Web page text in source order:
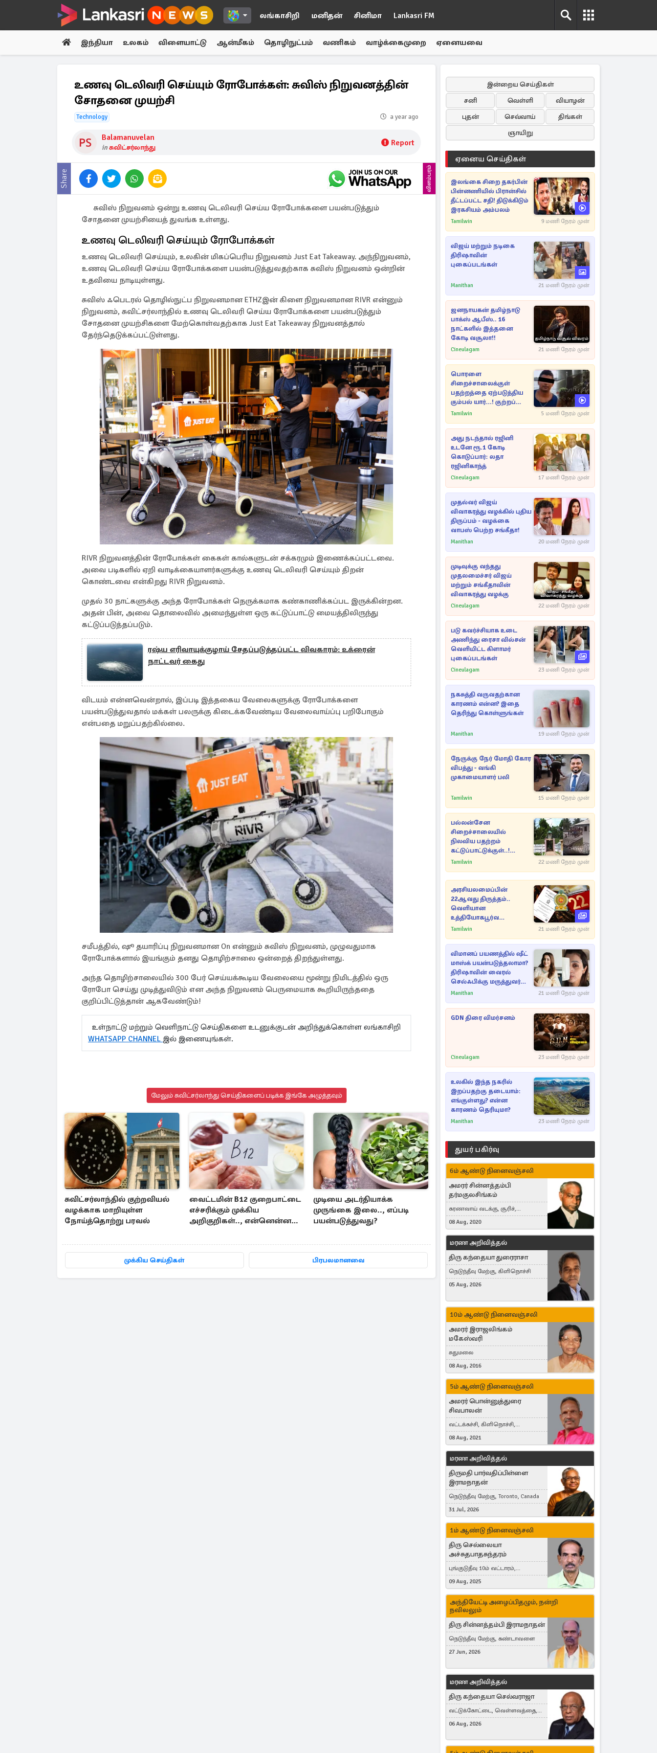
லங்காசிறி மனிதன் சினிமா Lankasri FM
இந்தியா உலகம் விளையாட்டு ஆன்மீகம் தொழிநுட்பம் வணிகம் வாழ்க்கைமுறை ஏனையவை
உணவு டெலிவரி செய்யும் ரோபோக்கள்: சுவிஸ் நிறுவனத்தின்
சோதனை முயற்சி
Technology a year ago
Balamanuvelan
inசுவிட்சர்லாந்து Report
Share விளம்பரம்
சுவிஸ் நிறுவனம் ஒன்று உணவு டெலிவரி செய்ய ரோபோக்களை பயன்படுத்தும்
சோதனை முயற்சியைத் துவங்க உள்ளது.
உணவு டெலிவரி செய்யும் ரோபோக்கள்
உணவு டெலிவரி செய்யும், உலகின் மிகப்பெரிய நிறுவனம் Just Eat Takeaway. அந்நிறுவனம்,
உணவு டெலிவரி செய்ய ரோபோக்களை பயன்படுத்துவதற்காக சுவிஸ் நிறுவனம் ஒன்றின்
உதவியை நாடியுள்ளது.
சுவிஸ் ஃபெடரல் தொழில்நுட்ப நிறுவனமான ETHZஇன் கிளை நிறுவனமான RIVR என்னும்
நிறுவனம், சுவிட்சர்லாந்தில் உணவு டெலிவரி செய்ய ரோபோக்களை பயன்படுத்தும்
சோதனை முயற்சிகளை மேற்கொள்வதற்காக Just Eat Takeaway நிறுவனத்தால்
தேர்ந்தெடுக்கப்பட்டுள்ளது.
RIVR நிறுவனத்தின் ரோபோக்கள் கைகள் கால்களுடன் சக்கரமும் இணைக்கப்பட்டவை.
அவை படிகளில் ஏறி வாடிக்கையாளர்களுக்கு உணவு டெலிவரி செய்யும் திறன்
கொண்டவை என்கிறது RIVR நிறுவனம்.
முதல் 30 நாட்களுக்கு அந்த ரோபோக்கள் நெருக்கமாக கண்காணிக்கப்பட இருக்கின்றன.
அதன் பின், அவை தொலைவில் அமைந்துள்ள ஒரு கட்டுப்பாட்டு மையத்திலிருந்து
கட்டுப்படுத்தப்படும்.
ரஷ்ய எரிவாயுக்குழாய் சேதப்படுத்தப்பட்ட விவகாரம்: உக்ரைன்
நாட்டவர் கைது
விடயம் என்னவென்றால், இப்படி இத்தகைய வேலைகளுக்கு ரோபோக்களை
பயன்படுத்துவதால் மக்கள் பலருக்கு கிடைக்கவேண்டிய வேலைவாய்ப்பு பறிபோகும்
என்பதை மறுப்பதற்கில்லை.
சமீபத்தில், ஷூ தயாரிப்பு நிறுவனமான On என்னும் சுவிஸ் நிறுவனம், முழுவதுமாக
ரோபோக்களால் இயங்கும் தனது தொழிற்சாலை ஒன்றைத் திறந்துள்ளது.
அந்த தொழிற்சாலையில் 300 பேர் செய்யக்கூடிய வேலையை மூன்று நிமிடத்தில் ஒரு
ரோபோ செய்து முடித்துவிடும் என அந்த நிறுவனம் பெருமையாக கூறியிருந்ததை
குறிப்பிட்டுத்தான் ஆகவேண்டும்!
உள்நாட்டு மற்றும் வெளிநாட்டு செய்திகளை உடனுக்குடன் அறிந்துக்கொள்ள லங்காசிறி
WHATSAPP CHANNEL இல் இணையுங்கள்.
மேலும் சுவிட்சர்லாந்து செய்திகளைப் படிக்க இங்கே அழுத்தவும்
சுவிட்சர்லாந்தில் குற்றவியல்
வழக்காக மாறியுள்ள
நோய்த்தொற்று பரவல்
வைட்டமின் B12 குறைபாட்டை
எச்சரிக்கும் முக்கிய
அறிகுறிகள்.., என்னென்ன
முடியை அடர்தியாக்க
முருங்கை இலை.., எப்படி
பயன்படுத்துவது?
முக்கிய செய்திகள் பிரபலமானவை
இன்றைய செய்திகள்
சனி
வெள்ளி
வியாழன்
புதன்
செவ்வாய்
திங்கள்
ஞாயிறு
ஏனைய செய்திகள்
இலங்கை சிறை தகர்பின்
பின்னணியில் பிரான்சில்
தீட்டப்பட்ட சதி! திடுக்கிடும்
இரகசியம் அம்பலம்
Tamilwin 9 மணி நேரம் முன்
விஜய் மற்றும் நடிகை
திரிஷாவின்
புகைப்படங்கள்
Manithan 21 மணி நேரம் முன்
ஜனநாயகன் தமிழ்நாடு
பாக்ஸ் ஆபீஸ்.. 16
நாட்களில் இத்தனை
கோடி வசூலா!!
Cineulagam 21 மணி நேரம் முன்
பொரளை
சிறைச்சாலைக்குள்
பதற்றத்தை ஏற்படுத்திய
கும்பல் யார்...! குற்றப்
பின்னணி தொடர்பில்
Tamilwin 5 மணி நேரம் முன்
அது நடந்தால் ரஜினி
உடனே ரூ.1 கோடி
கொடுப்பார்: லதா
ரஜினிகாந்த்
Cineulagam 17 மணி நேரம் முன்
முதல்வர் விஜய்
விவாகரத்து வழக்கில் புதிய
திருப்பம் - வழக்கை
வாபஸ் பெற்ற சங்கீதா!
Manithan 20 மணி நேரம் முன்
முடிவுக்கு வந்தது
முதலமைச்சர் விஜய்
மற்றும் சங்கீதாவின்
விவாகரத்து வழக்கு
Cineulagam 22 மணி நேரம் முன்
படு கவர்ச்சியாக உடை
அணிந்து ரைசா வில்சன்
வெளியிட்ட கிளாமர்
புகைப்படங்கள்
Cineulagam 23 மணி நேரம் முன்
நகசுத்தி வருவதற்கான
காரணம் என்ன? இதை
தெரிந்து கொள்ளுங்கள்
Manithan 19 மணி நேரம் முன்
நேருக்கு நேர் மோதி கோர
விபத்து - வங்கி
முகாமையாளர் பலி
Tamilwin 15 மணி நேரம் முன்
பல்லன்சேன
சிறைச்சாலையில்
நிலவிய பதற்றம்
கட்டுப்பாட்டுக்குள்..!
அதிரடியாக களமிறங்கிய
Tamilwin 22 மணி நேரம் முன்
அரசியலமைப்பின்
22ஆவது திருத்தம்..
வெளியான
உத்தியோகபூர்வ
அறிவிப்பு!
Tamilwin 21 மணி நேரம் முன்
விமானப் பயணத்தில் ஷீட்
மாஸ்க் பயன்படுத்தலாமா?
திரிஷாவின் வைரல்
செல்ஃபிக்கு மருத்துவர்
விளக்கம்
Manithan 21 மணி நேரம் முன்
GDN திரை விமர்சனம்
Cineulagam 23 மணி நேரம் முன்
உலகில் இந்த நகரில்
இறப்பதற்கு தடையாம்:
எங்குள்ளது? என்ன
காரணம் தெரியுமா?
Manithan 23 மணி நேரம் முன்
துயர் பகிர்வு
6ம் ஆண்டு நினைவஞ்சலி
அமரர் சின்னத்தம்பி
தர்மகுலசிங்கம்
கரணவாய் வடக்கு, சூரிச்,
Switzerland
08 Aug, 2020
மரண அறிவித்தல்
திரு கந்தையா துரைராசா
நெடுந்தீவு மேற்கு, கிளிநொச்சி
05 Aug, 2026
10ம் ஆண்டு நினைவஞ்சலி
அமரர் இராஜலிங்கம்
மகேஸ்வரி
சுதுமலை
08 Aug, 2016
5ம் ஆண்டு நினைவஞ்சலி
அமரர் பொன்னுத்துரை
சிவபாலன்
வட்டக்கச்சி, கிளிநொச்சி,
வட்டக்கச்சி இராமநாதபுரம்
08 Aug, 2021
மரண அறிவித்தல்
திருமதி பார்வதிப்பிள்ளை
இராமநாதன்
நெடுந்தீவு மேற்கு, Toronto, Canada
31 Jul, 2026
1ம் ஆண்டு நினைவஞ்சலி
திரு செல்லையா
அச்சுதபாதசுந்தரம்
புங்குடுதீவு 10ம் வட்டாரம்,
கொள்ளுப்பிட்டி
09 Aug, 2025
அந்தியேட்டி அழைப்பிதழும், நன்றி
நவிலலும்
திரு சின்னத்தம்பி இராமநாதன்
நெடுந்தீவு மேற்கு, கண்டாவளை
27 Jun, 2026
மரண அறிவித்தல்
திரு கந்தையா செல்வராஜா
வட்டுக்கோட்டை, வெள்ளவத்தை,
Toronto, Canada
06 Aug, 2026